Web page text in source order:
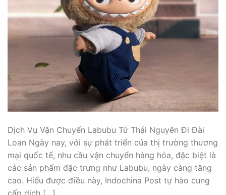
Dịch Vụ Vận Chuyển Labubu Từ Thái Nguyên Đi Đài
Loan Ngày nay, với sự phát triển của thị trường thương
mại quốc tế, nhu cầu vận chuyển hàng hóa, đặc biệt là
các sản phẩm đặc trưng như Labubu, ngày càng tăng
cao. Hiểu được điều này, Indochina Post tự hào cung
cấp dịch […]